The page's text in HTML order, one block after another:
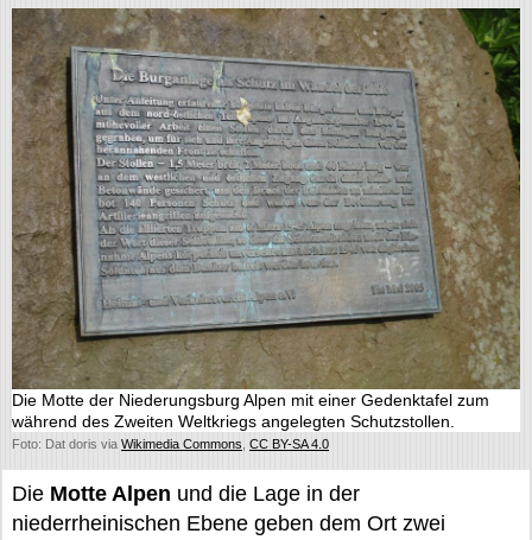
Die Motte der Niederungsburg Alpen mit einer Gedenktafel zum
während des Zweiten Weltkriegs angelegten Schutzstollen.
Foto: Dat doris via Wikimedia Commons CC BY-SA 4.0
Die Motte Alpen und die Lage in der
niederrheinischen Ebene geben dem Ort zwei